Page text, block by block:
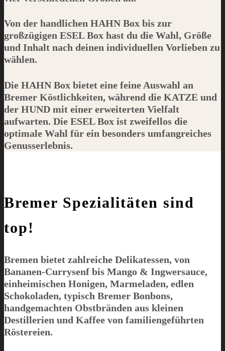
Von der handlichen HAHN Box bis zur
großzügigen ESELBox hast du die Wahl, Größe
und Inhalt nach deinen individuellen Vorlieben zu
wählen.
Die HAHN Box bietet eine feine Auswahl an
Bremer Köstlichkeiten, während die KATZE und
der HUND mit einer erweiterten Vielfalt
aufwarten. Die ESELBox ist zweifellos die
optimale Wahl für ein besonders umfangreiches
Genusserlebnis.
Bremer Spezialitäten sind
top!
Bremen bietet zahlreiche Delikatessen, von
Bananen-Currysenf bis Mango & Ingwersauce,
einheimischen Honigen, Marmeladen, edlen
Schokoladen, typisch Bremer Bonbons,
handgemachten Obstbränden aus kleinen
Destillerien und Kaffee von familiengeführten
Röstereien.